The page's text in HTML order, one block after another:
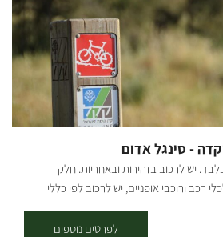
כל השנה, וסביבן פארק שרשרת הנעים, בו
בעונת החורף והאביב. הרכיבה בסינגל היא
תקציר המסלול: סינגל יוצא מהחניון על
הגדה הדרומית של נחל גרר, בין הבתרונות לעצים. לאחר כ-3 ק"מ הסינגל
עם הסימון הירוק למסלול הקצר או שמאלה
עובר במישורים, נופי שדות, קירות לס
מדווש ומסלולי אופניים בשטח עם קק"ל
- סינגל אדום
יש לרכוב בזהירות ובאחריות. חלק
רכב ורוכבי אופניים, יש לרכוב לפי כללי
המסלול בק"מ: אורכו 12.5 ק"מ. נקודת התחלה וסיום: בארי (מעגלי, הסינגל
לפרטים נוספים